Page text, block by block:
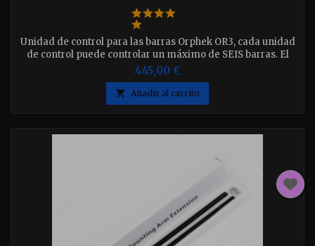
Unidad de control para las barras Orphek OR3, cada unidad
de control puede controlar un máximo de SEIS barras. El
SET contiene: Unidad de Control, Antena, Alimentador y 6
cables para las barras. Disponible en 2 opciones Set 60 - 90 -
120 y 150 ATENCIÓN !!!, el OSIX solo funciona en las barras
fabricadas del 2022 en adelante
445,00 €
 Añadir al carrito